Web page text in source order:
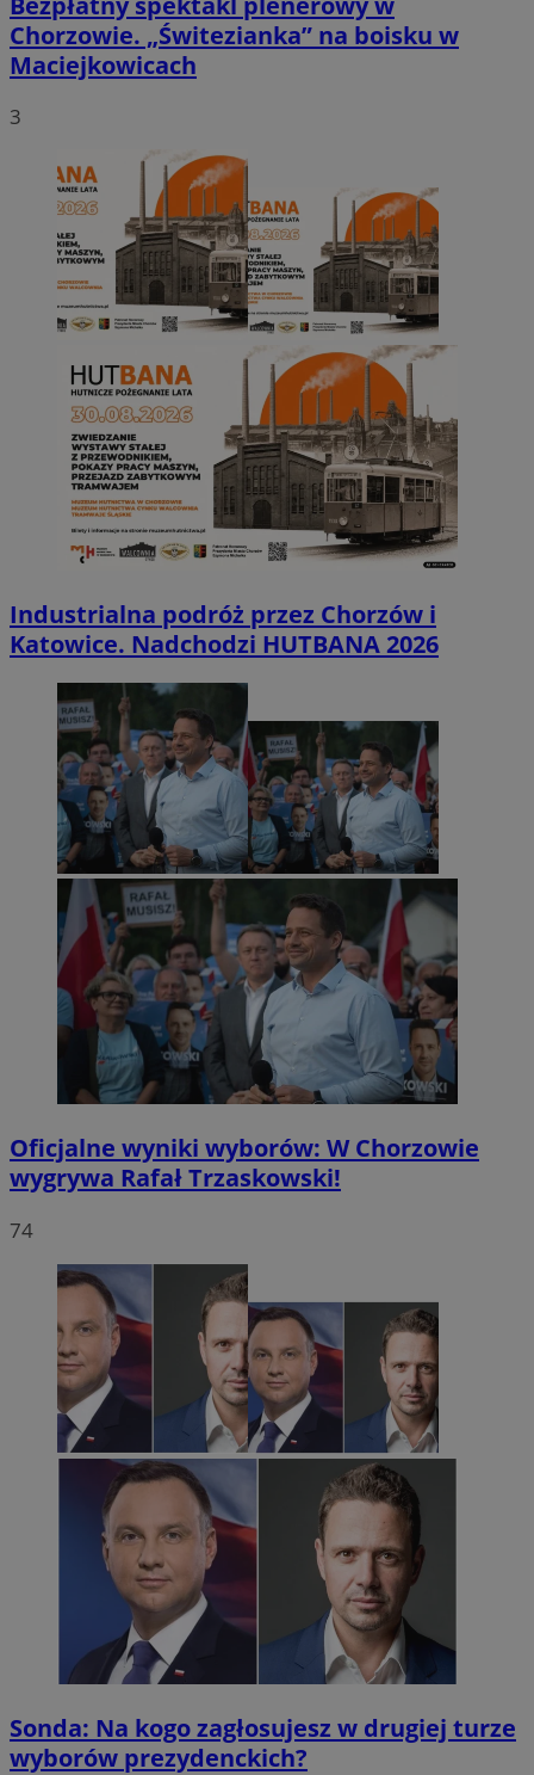
Chorzowie. „Świtezianka” na boisku w
Maciejkowicach
3
Industrialna podróż przez Chorzów i
Katowice. Nadchodzi HUTBANA 2026
Oficjalne wyniki wyborów: W Chorzowie
wygrywa Rafał Trzaskowski!
74
Sonda: Na kogo zagłosujesz w drugiej turze
wyborów prezydenckich?